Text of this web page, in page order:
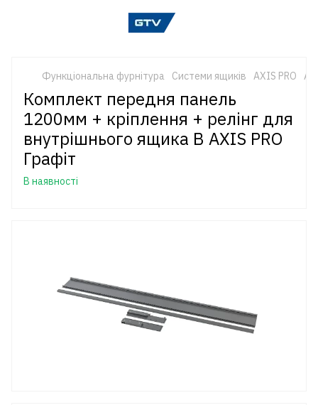
Функціональна фурнітура Системи ящиків AXIS PRO
Комплект передня панель
1200мм + кріплення + релінг для
внутрішнього ящика B AXIS PRO
Графіт
В наявності